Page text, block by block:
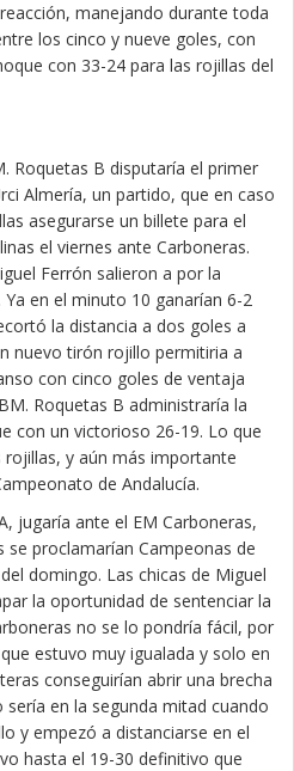
manejando durante toda
los cinco y nueve goles, con
con 33-24 para las rojillas del
Roquetas B disputaría el primer
Almería, un partido, que en caso
asegurarse un billete para el
el viernes ante Carboneras.
Ferrón salieron a por la
en el minuto 10 ganarían 6-2
la distancia a dos goles a
nuevo tirón rojillo permitiria a
con cinco goles de ventaja
Roquetas B administraría la
con un victorioso 26-19. Lo que
y aún más importante
de Andalucía.
jugaría ante el EM Carboneras,
se proclamarían Campeonas de
domingo. Las chicas de Miguel
la oportunidad de sentenciar la
no se lo pondría fácil, por
estuvo muy igualada y solo en
conseguirían abrir una brecha
en la segunda mitad cuando
y empezó a distanciarse en el
hasta el 19-30 definitivo que